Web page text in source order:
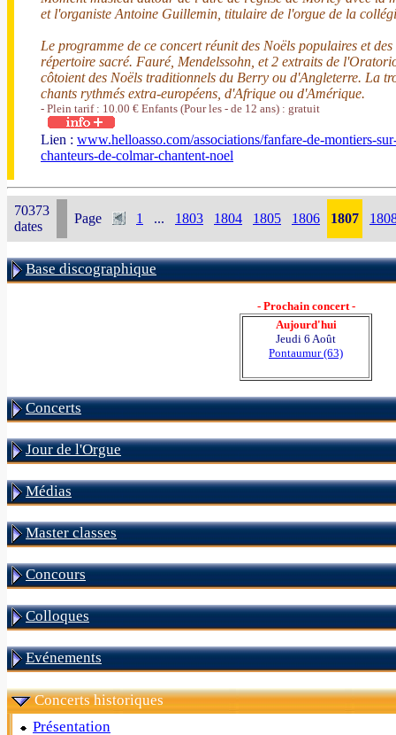
et l'organiste Antoine Guillemin, titulaire de l'orgue de la
Le programme de ce concert réunit des Noëls populaires et
répertoire sacré. Fauré, Mendelssohn, et 2 extraits de
côtoient des Noëls traditionnels du Berry ou d'Angleterre. La
chants rythmés extra-européens, d'Afrique ou d'Amérique.
- Plein tarif : 10.00 € Enfants (Pour les - de 12 ans) : gratuit
Lien : www.helloasso.com/associations/fanfare-de-montiers-
chanteurs-de-colmar-chantent-noel
70373
dates
Page 1 ... 1803 1804 1805 1806 1807
Base discographique
- Prochain concert -
Aujourd'hui
Jeudi 6 Août
Pontaumur (63)
Concerts
Jour de l'Orgue
Médias
Master classes
Concours
Colloques
Evénements
Concerts historiques
Présentation